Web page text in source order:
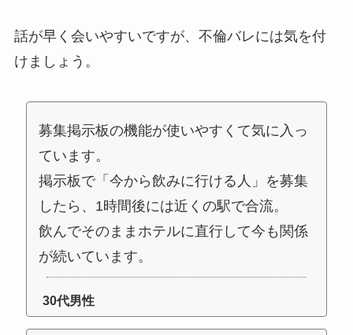
話が早く会いやすいですが、不倫バレには気を付
けましょう。
募集掲示板の機能が使いやすくて気に入っ
ています。
掲示板で「今から飲みに行ける人」を募集
したら、1時間後には近くの駅で合流。
飲んでそのままホテルに直行して今も関係
が続いています。
30代男性